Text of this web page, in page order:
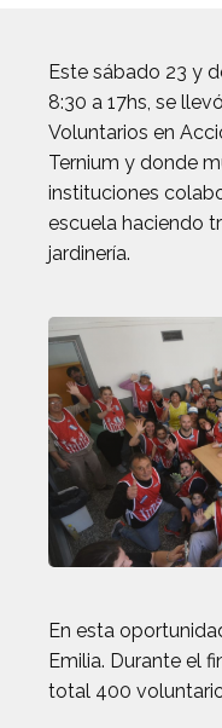
Este sábado 23 y
8:30 a 17hs, se
Voluntarios en
Ternium y donde
instituciones
escuela haciendo
jardinería.
En esta
Emilia. Durante el
total 400